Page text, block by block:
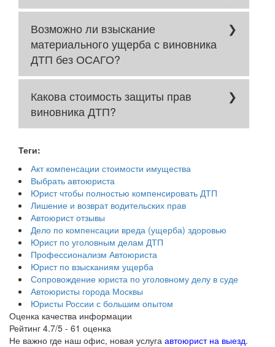
возврату водительских прав 35 000 руб.
Возможно ли взыскание
материального ущерба с виновника
ДТП без ОСАГО?
своем счету десятки таких выигранных
Какова стоимость защиты прав
виновника ДТП?
Теги:
Акт компенсации стоимости имущества
Выбрать автоюриста
Юрист чтобы полностью компенсировать ДТП
Лишение и возврат водительских прав
Автоюрист отзывы
Дело по компенсации вреда (ущерба) здоровью
Юрист по уголовным делам ДТП
Профессионализм Автоюриста
Юрист по взысканиям ущерба
Сопровождение юриста по уголовному делу в суде
Автоюристы города Москвы
Юристы России с большим опытом
Оценка качества информации
Рейтинг 4.7/5 - 61 оценка
Не важно где наш офис, новая услуга автоюрист на выезд.